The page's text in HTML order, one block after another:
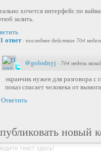
хочется интерфейс по
залить.
1 ответ · последнее действие 704
@golodnyj · 704 недель назад
экранчик нужен для разговора с
показ спасает человека от
Ответить
новый